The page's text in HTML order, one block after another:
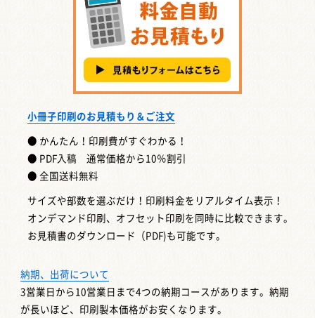
小冊子印刷のお見積もり＆ご注文
● かんたん！印刷費がすぐわかる！
● PDF入稿 通常価格から10％割引
● 全国送料無料
サイズや部数を選ぶだけ！印刷料金をリアルタイム表示！
オンデマンド印刷、オフセット印刷を同時に比較できます。
お見積書のダウンロード（PDF)も可能です。
納期、出荷について
3営業日から10営業日まで4つの納期コースがあります。納期
が長いほど、印刷製本価格がお安くなります。